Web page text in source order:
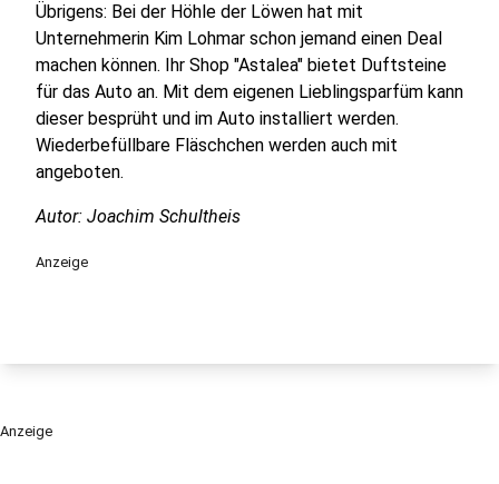
Übrigens: Bei der Höhle der Löwen hat mit
Unternehmerin Kim Lohmar schon jemand einen Deal
machen können. Ihr Shop "Astalea" bietet Duftsteine
für das Auto an. Mit dem eigenen Lieblingsparfüm kann
dieser besprüht und im Auto installiert werden.
Wiederbefüllbare Fläschchen werden auch mit
angeboten.
Autor: Joachim Schultheis
Anzeige
Anzeige